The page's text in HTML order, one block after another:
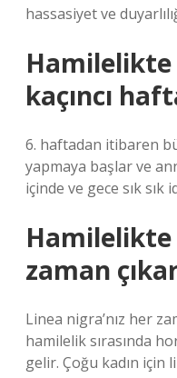
hassasiyet ve
Hamilelikte
kaçıncı
6. haftadan itibaren
yapmaya başlar ve
içinde ve gece sık sık
Hamilelikte
zaman
Linea nigra’nız her
hamilelik sırasında
gelir. Çoğu kadın